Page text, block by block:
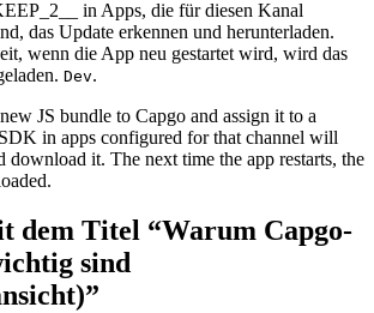
in Apps, die für diesen Kanal
das Update erkennen und herunterladen.
wenn die App neu gestartet wird, wird das
Dev.
JS bundle to Capgo and assign it to a
in apps configured for that channel will
download it. The next time the app restarts, the
dem Titel “Warum Capgo-
sind